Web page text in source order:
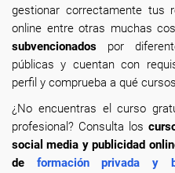
gestionar correctamente tus
online entre otras muchas
subvencionados por
públicas y cuentan con
perfil y comprueba a qué
¿No encuentras el curso
profesional? Consulta los
social media y publicidad
de
formación privada y